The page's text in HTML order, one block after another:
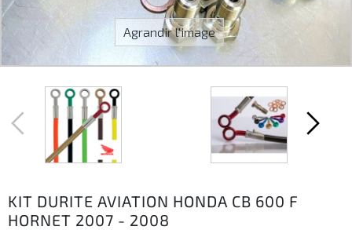
Agrandir l'image
KIT DURITE AVIATION HONDA CB 600 F
HORNET 2007 - 2008